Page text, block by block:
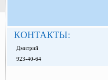
КОНТАКТЫ:
Дмитрий
923-40-64